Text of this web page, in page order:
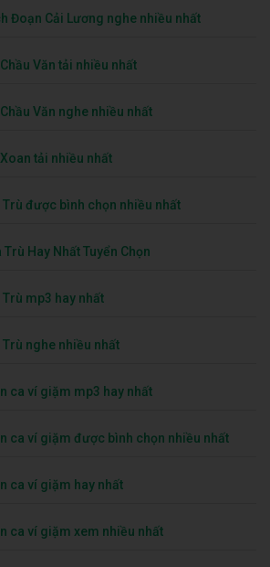
Đoạn Cải Lương nghe nhiều nhất
Văn tải nhiều nhất
Văn nghe nhiều nhất
tải nhiều nhất
Trù được bình chọn nhiều nhất
Trù Hay Nhất Tuyển Chọn
Trù mp3 hay nhất
Trù nghe nhiều nhất
ca ví giặm mp3 hay nhất
ca ví giặm được bình chọn nhiều nhất
ca ví giặm hay nhất
ca ví giặm xem nhiều nhất